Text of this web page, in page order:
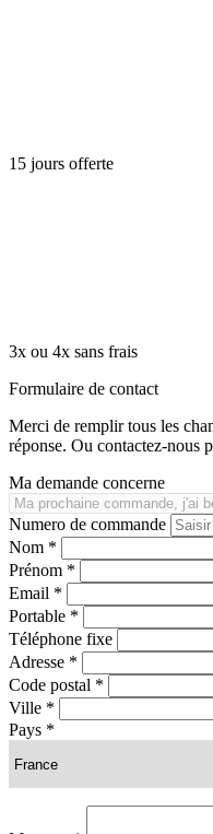
15 jours offerte
3x ou 4x sans frais
Formulaire de contact
Merci de remplir tous les
réponse. Ou contactez-nous
Ma demande concerne
Numero de commande
Nom *
Prénom *
Email *
Portable *
Téléphone fixe
Adresse *
Code postal *
Ville *
Pays *